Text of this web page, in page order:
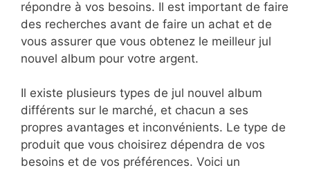
répondre à vos besoins. Il est important de faire
des recherches avant de faire un achat et de
vous assurer que vous obtenez le meilleur jul
nouvel album pour votre argent.
Il existe plusieurs types de jul nouvel album
différents sur le marché, et chacun a ses
propres avantages et inconvénients. Le type de
produit que vous choisirez dépendra de vos
besoins et de vos préférences. Voici un